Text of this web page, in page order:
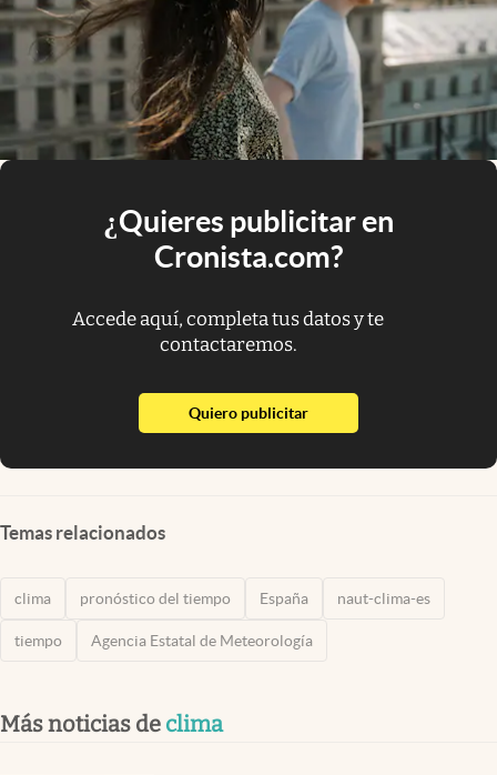
¿Quieres publicitar en
Cronista.com?
Accede aquí, completa tus datos y te
contactaremos.
Quiero publicitarabre en nueva pestaña
Temas relacionados
clima pronóstico del tiempo España naut-clima-es
tiempo Agencia Estatal de Meteorología
Más noticias de clima